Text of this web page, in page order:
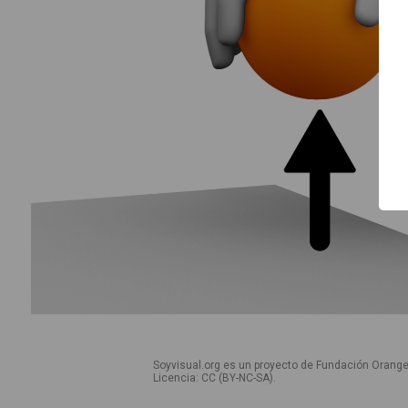
Soyvisual.org es un proyecto de Fundación
Licencia: CC (BY-NC-SA).
Guía de uso